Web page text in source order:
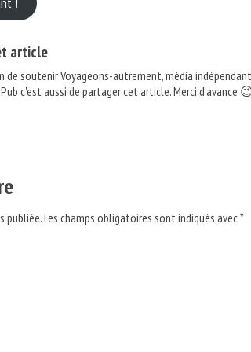
article
de soutenir Voyageons-autrement, média
c'est aussi de partager cet article. Merci d'avance
publiée.Les champs obligatoires sont indiqués avec*